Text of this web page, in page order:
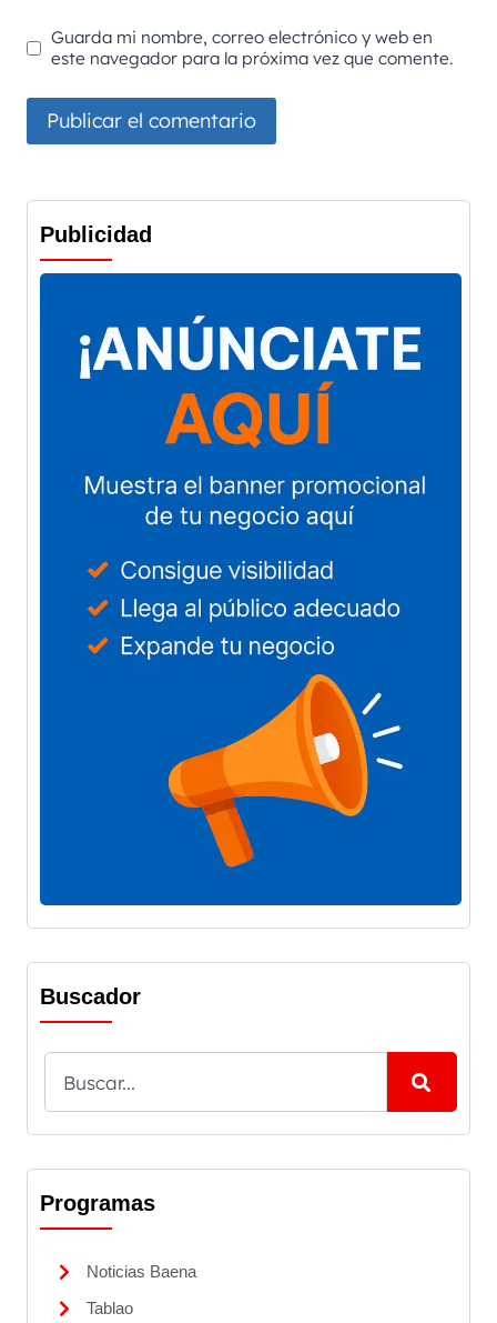
Guarda mi nombre, correo electrónico y web en
este navegador para la próxima vez que comente.
Publicidad
Buscador
Programas
Noticias Baena
Tablao